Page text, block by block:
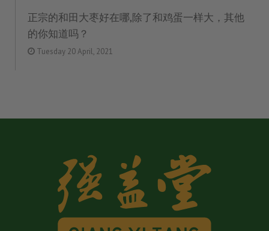
正宗的和田大枣好在哪,除了和鸡蛋一样大，其他
的你知道吗？
Tuesday 20 April, 2021